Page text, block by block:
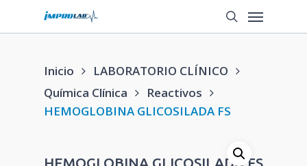
contenido
búsqueda
Menú
Inicio
LABORATORIO CLÍNICO
Química Clínica
Reactivos
HEMOGLOBINA GLICOSILADA FS